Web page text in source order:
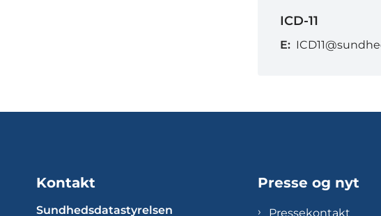
ICD-11
E:
Kontakt
Sundhedsdatastyrelsen
Presse og nyt
Pressekontakt